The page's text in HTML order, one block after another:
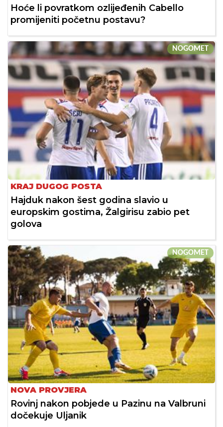
Hoće li povratkom ozlijeđenih Cabello
promijeniti početnu postavu?
NOGOMET
KRAJ DUGOG POSTA
Hajduk nakon šest godina slavio u
europskim gostima, Žalgirisu zabio pet
golova
NOGOMET
NOVA PROVJERA
Rovinj nakon pobjede u Pazinu na Valbruni
dočekuje Uljanik